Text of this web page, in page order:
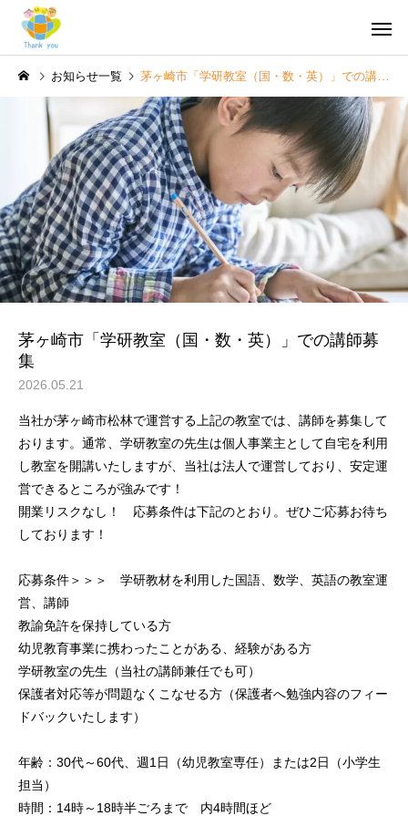
企業主導型保育園
Thank you
Thank you キッ
Thank you キッ
相談支援窓口
Thank you
湘南スクール
(ロボット教室、
学研教室)
お知らせ一覧 茅ヶ崎市「学研教室（国・数・英）」での講師募集
茅ヶ崎市「学研教室（国・数・英）」での講師募
集
2026.05.21
当社が茅ヶ崎市松林で運営する上記の教室では、講師を募集して
おります。通常、学研教室の先生は個人事業主として自宅を利用
し教室を開講いたしますが、当社は法人で運営しており、安定運
営できるところが強みです！
開業リスクなし！ 応募条件は下記のとおり。ぜひご応募お待ち
しております！
応募条件＞＞＞ 学研教材を利用した国語、数学、英語の教室運
営、講師
教諭免許を保持している方
幼児教育事業に携わったことがある、経験がある方
学研教室の先生（当社の講師兼任でも可）
保護者対応等が問題なくこなせる方（保護者へ勉強内容のフィー
ドバックいたします）
年齢：30代～60代、週1日（幼児教室専任）または2日（小学生
担当）
時間：14時～18時半ごろまで 内4時間ほど